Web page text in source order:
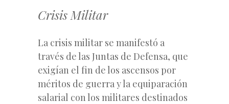
Crisis Militar
La crisis militar se manifestó a
través de las Juntas de Defensa, que
exigían el fin de los ascensos por
méritos de guerra y la equiparación
salarial con los militares destinados